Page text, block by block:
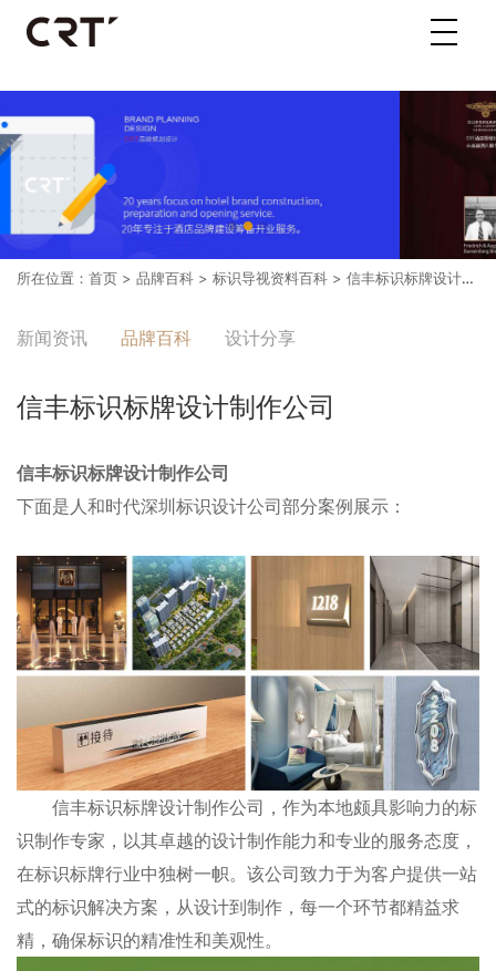
所在位置： 首页 > 品牌百科 > 标识导视资料百科 > 信丰标识标牌设计制作公司
新闻资讯 品牌百科 设计分享
信丰标识标牌设计制作公司
信丰标识标牌设计制作公司
下面是人和时代深圳标识设计公司部分案例展示：
信丰标识标牌设计制作公司，作为本地颇具影响力的标
识制作专家，以其卓越的设计制作能力和专业的服务态度，
在标识标牌行业中独树一帜。该公司致力于为客户提供一站
式的标识解决方案，从设计到制作，每一个环节都精益求
精，确保标识的精准性和美观性。